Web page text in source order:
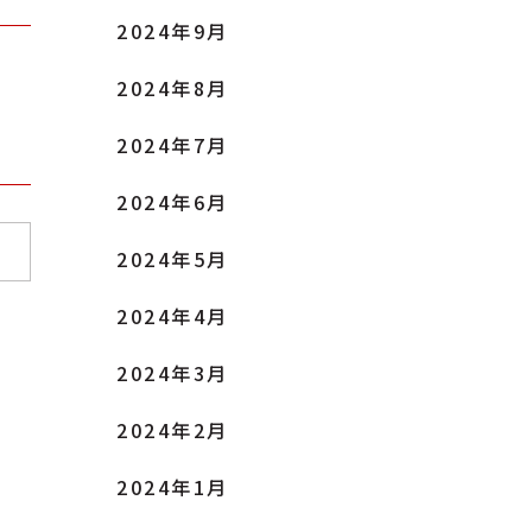
2024年9月
2024年8月
2024年7月
2024年6月
2024年5月
2024年4月
2024年3月
2024年2月
2024年1月